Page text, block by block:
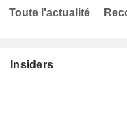
Insiders
Toute l'actualité